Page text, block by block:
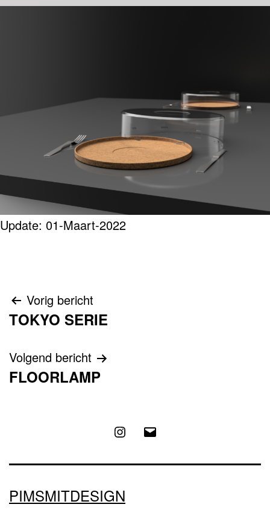
Update: 01-Maart-2022
Bericht
navigatie
Vorig bericht
TOKYO SERIE
Volgend bericht
FLOORLAMP
Instagram
PIMSMITDESIGN